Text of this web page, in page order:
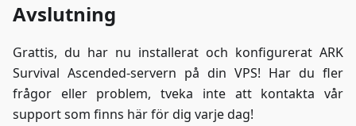
Avslutning
Grattis, du har nu installerat och konfigurerat ARK
Survival Ascended-servern på din VPS! Har du fler
frågor eller problem, tveka inte att kontakta vår
support som finns här för dig varje dag!